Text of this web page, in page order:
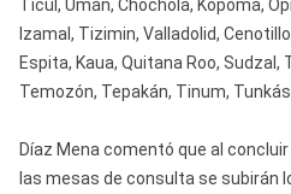
Ticul, Umán, Chocholá, Kopomá,
Izamal, Tizimin, Valladolid,
Espita, Kaua, Quitana Roo, Sudzal,
Temozón, Tepakán, Tinum, Tunkás
Díaz Mena comentó que al
las mesas de consulta se subirán